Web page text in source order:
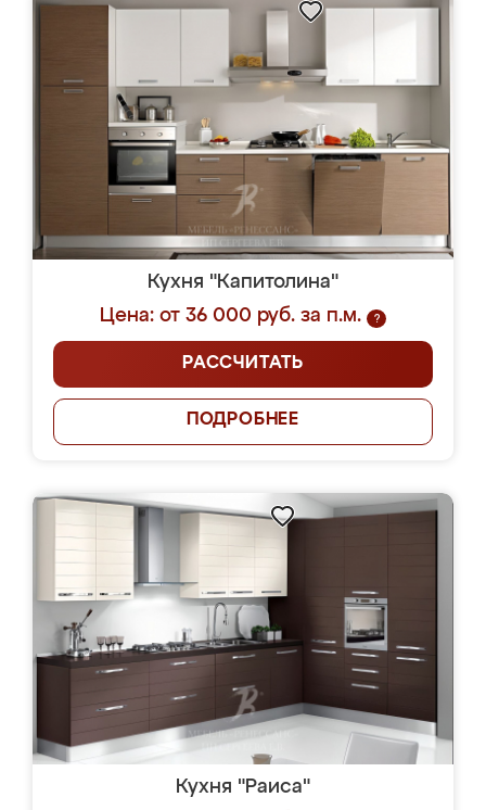
Кухня "Капитолина"
Цена: от 36 000 руб. за п.м.
?
РАССЧИТАТЬ
ПОДРОБНЕЕ
Кухня "Раиса"